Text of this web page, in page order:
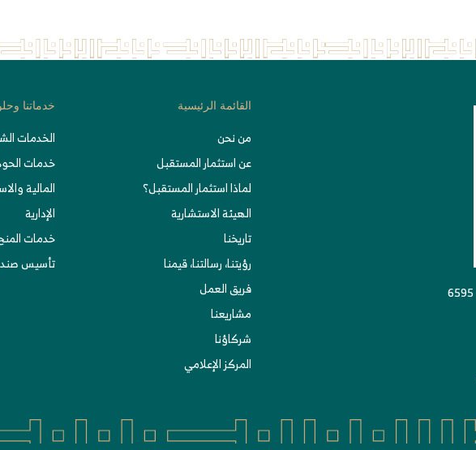
القائمة الرئيسية
من نحن
عن استثمار المستقبل
لماذا استثمار المستقبل؟
الهيئة الاستشارية
تاريخنا
رؤيتنا، رسالتنا، قيمنا
فريق العمل
مشاريعنا
شركاؤنا
المركز الإعلامي
خدماتنا
الخدمات
خدمات
المالية
الإدارية
خدمات
تأسيس